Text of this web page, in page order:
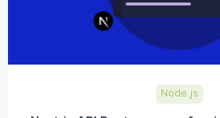
Node.js